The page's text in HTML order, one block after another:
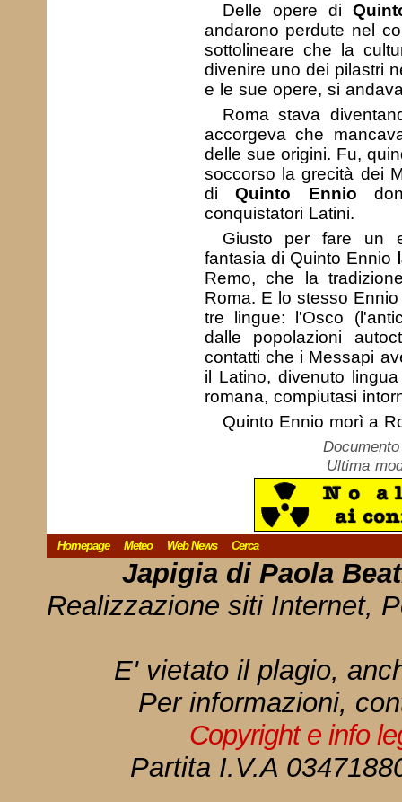
Delle opere di
andarono perdute nel
sottolineare che la
divenire uno dei pilastri
e le sue opere, si
Roma stava
accorgeva che
delle sue origini. Fu,
soccorso la grecità dei
diQuinto Ennio
conquistatori Latini.
Giusto per fare un
fantasia di Quinto Ennio
Remo, che la
Roma. E lo stesso
tre lingue: l'Osco
dalle popolazioni
contatti che i Messapi
il Latino, divenuto
romana, compiutasi
Quinto Ennio morì a
Ultima
Homepage Meteo Web News Cerca
Japigia di Paola
Realizzazione siti Internet,
E' vietato il plagio,
Per informazioni,
Copyright e info
Partita I.V.A